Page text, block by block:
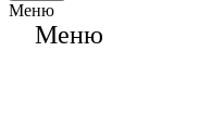
Меню
Меню